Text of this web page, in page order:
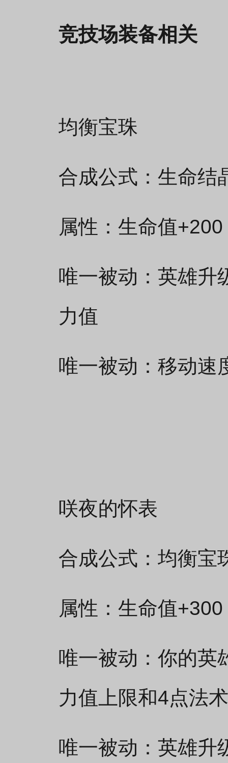
竞技场装备相关
均衡宝珠
合成公式：生命结
属性：生命值
唯一被动：英雄升
力值
唯一被动：移动速
咲夜的怀表
合成公式：均衡宝
属性：生命值
唯一被动：你的英
力值上限和4点法
唯一被动：英雄升